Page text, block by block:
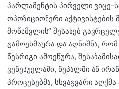
პარლამენტის პირველი ვიცე-
ოპოზიციონერი აქტივისტების
მოწამვლის” შესახებ
გამოეხმაურა და აღნიშნა,
წესრიგი ამოეწურა,
ვენესუელაში, ნეპალში ან
პროცესებმა, სხვაგვარი